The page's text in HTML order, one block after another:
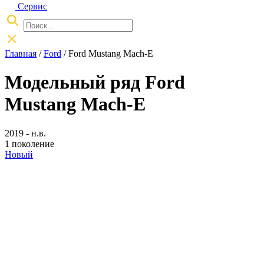
Сервис
Главная /Ford / Ford Mustang Mach-E
Модельный ряд Ford
Mustang Mach-E
2019 - н.в.
1 поколение
Новый